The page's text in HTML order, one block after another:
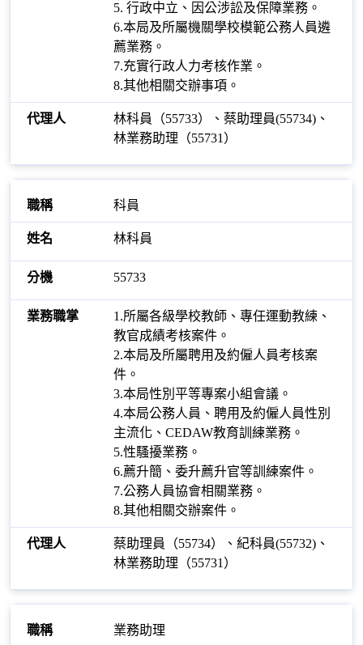
5. 行政中立、因公涉訟及保障業務。
6.本局及所屬機關學校模範公務人員遴
薦業務。
7.充實行政人力考核作業。
8.其他相關交辦事項。
林科員（55733）、蔡助理員(55734)、
林業務助理（55731）
科員
林科員
55733
1.所屬各級學校教師、專任運動教練、
教官成績考核案件。
2.本局及所屬聘用及約僱人員考核案
件。
3.本局性別平等專案小組會議。
4.本局公務人員、聘用及約僱人員性別
主流化、CEDAW教育訓練業務。
5.性騷擾業務。
6.薦升簡、委升薦升官等訓練案件。
7.公務人員協會相關業務。
8.其他相關交辦案件。
蔡助理員（55734）、紀科員(55732)、
林業務助理（55731）
業務助理